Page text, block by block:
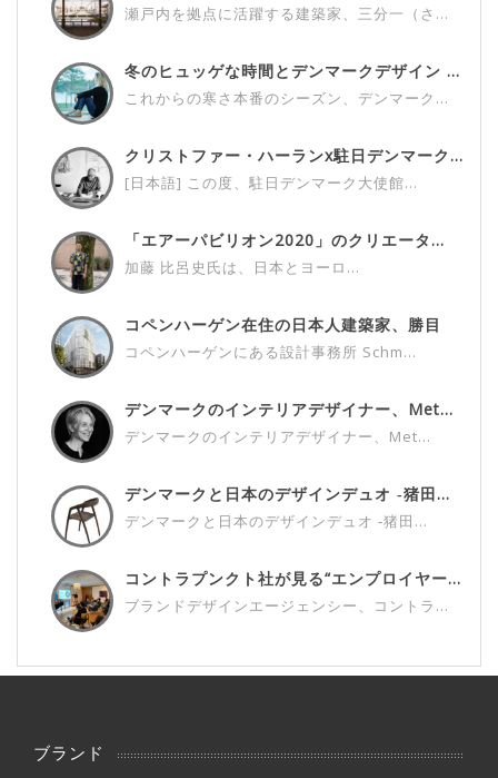
瀬戸内を拠点に活躍する建築家、三分一（さ...
冬のヒュッゲな時間とデンマークデザイン ...
これからの寒さ本番のシーズン、デンマーク...
クリストファー・ハーランx駐日デンマーク...
[日本語] この度、駐日デンマーク大使館...
「エアーパビリオン2020」のクリエータ...
加藤 比呂史氏は、日本とヨーロ...
コペンハーゲン在住の日本人建築家、勝目
コペンハーゲンにある設計事務所 Schm...
デンマークのインテリアデザイナー、Met...
デンマークのインテリアデザイナー、Met...
デンマークと日本のデザインデュオ ‐猪田...
デンマークと日本のデザインデュオ ‐猪田...
コントラプンクト社が見る“エンプロイヤー...
ブランドデザインエージェンシー、コントラ...
ブランド